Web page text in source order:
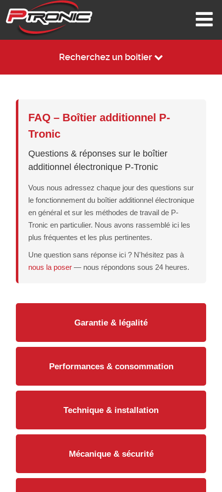
Recherchez un boitier
Chercher
FAQ – Boîtier additionnel P-
Tronic
Questions & réponses sur le boîtier
additionnel électronique P-Tronic
Vous nous adressez chaque jour des questions sur
le fonctionnement du boîtier additionnel électronique
en général et sur les méthodes de travail de P-
Tronic en particulier. Nous avons rassemblé ici les
plus fréquentes et les plus pertinentes.
Une question sans réponse ici ? N'hésitez pas à
nous la poser — nous répondons sous 24 heures.
Garantie & légalité
Performances & consommation
Technique & installation
Mécanique & sécurité